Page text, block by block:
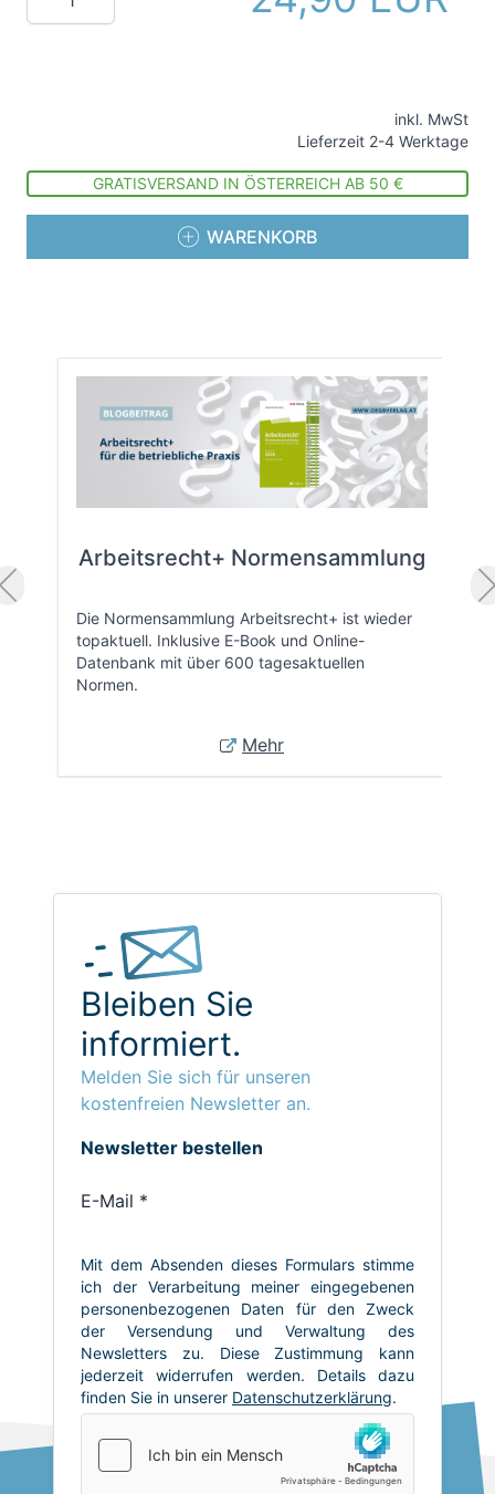
inkl. MwSt
Lieferzeit 2-4 Werktage
GRATISVERSAND IN ÖSTERREICH AB 50 €
WARENKORB
Arbeitsrecht+ Normensammlung
Die Normensammlung Arbeitsrecht+ ist wieder
topaktuell. Inklusive E-Book und Online-
Datenbank mit über 600 tagesaktuellen
Normen.
Mehr
Bleiben Sie
informiert.
Melden Sie sich für unseren
kostenfreien Newsletter an.